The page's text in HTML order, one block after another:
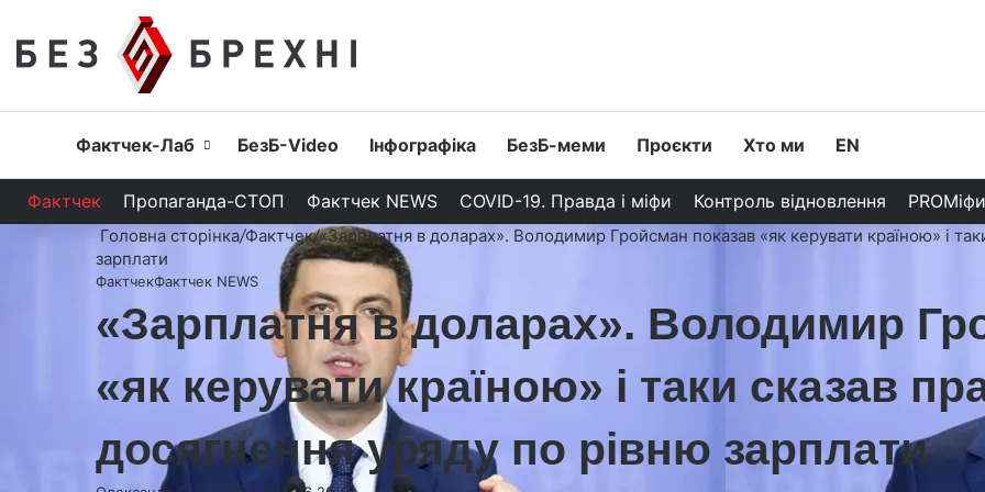
Головна
Фактчек-Лаб БезБ-Video Інфографіка БезБ-меми Проєкти Хто ми EN
Фактчек Пропаганда-СТОП Фактчек NEWS COVID-19. Правда і міфи Контроль відновлення PROМіфи
Головна сторінка/Фактчек/«Зарплатня в доларах». Володимир Гройсман показав «як керувати країною» і
зарплати
ФактчекФактчек NEWS
«Зарплатня в доларах». Володимир
«як керувати країною» і таки сказав
досягнення уряду по рівню зарплати